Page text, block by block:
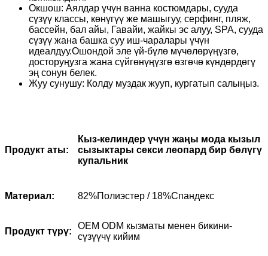
Окшош: Аялдар үчүн ванна костюмдары, сууда
сүзүү классы, көнүгүү же машыгуу, серфинг, пляж,
бассейн, бал айы, Гавайи, жайкы эс алуу, SPA, сууда
сүзүү жана башка суу иш-чаралары үчүн
идеалдуу.Ошондой эле үй-бүлө мүчөлөрүңүзгө,
досторуңузга жана сүйгөнүңүзгө өзгөчө күндөрдөгү
эң сонун белек.
Жуу сунушу: Колду муздак жууп, кургатып салыңыз.
Продукт аты:
Кыз-келиндер үчүн жаңы мода кызыл
сызыктары секси леопард бир бөлүгү
купальник
Материал: 82%Полиэстер / 18%Спандекс
Продукт түрү:
OEM ODM кызматы менен бикини-
сүзүүчү кийим